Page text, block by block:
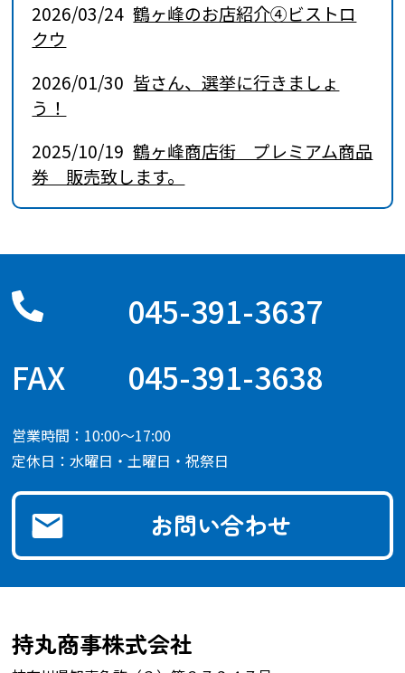
2026/03/24 鶴ヶ峰のお店紹介④ビストロ
クウ
2026/01/30 皆さん、選挙に行きましょ
う！
2025/10/19 鶴ヶ峰商店街 プレミアム商品
券 販売致します。
045-391-3637
045-391-3638
営業時間：10:00～17:00
定休日：水曜日・土曜日・祝祭日
お問い合わせ
持丸商事株式会社